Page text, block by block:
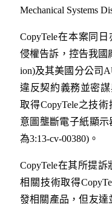
Mechanical Systems
CopyTele在本案同
侵權告訴，控告我國
ion)及其美國分公司
違反契約義務並密
取得CopyTele之技
意圖壟斷電子紙顯
為3:13-cv-00380)。
CopyTele在其所提
相關技術取得
發相關產品，但友達